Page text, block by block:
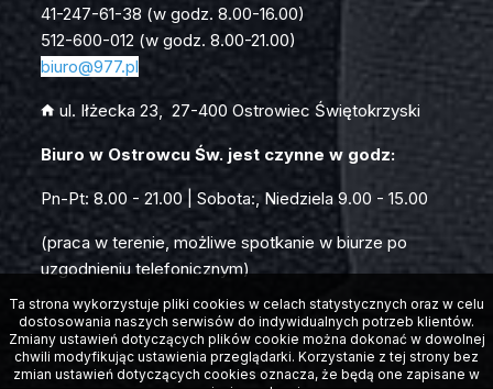
41-247-61-38 (w godz. 8.00-16.00)
512-600-012 (w godz. 8.00-21.00)
biuro@977.pl
ul. Iłżecka 23, 27-400 Ostrowiec Świętokrzyski
Biuro w Ostrowcu Św. jest czynne w godz:
Pn-Pt: 8.00 - 21.00 | Sobota:, Niedziela 9.00 - 15.00
(praca w terenie, możliwe spotkanie w biurze po
uzgodnieniu telefonicznym)
Ta strona wykorzystuje pliki cookies w celach statystycznych oraz w celu
dostosowania naszych serwisów do indywidualnych potrzeb klientów.
Zmiany ustawień dotyczących plików cookie można dokonać w dowolnej
chwili modyfikując ustawienia przeglądarki. Korzystanie z tej strony bez
zmian ustawień dotyczących cookies oznacza, że będą one zapisane w